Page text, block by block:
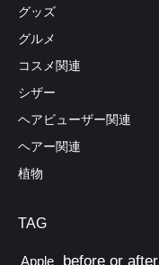
グッズ
グルメ
コスメ関連
シザー
ヘアビューザー関連
ヘアー関連
植物
TAG
Apple before or after